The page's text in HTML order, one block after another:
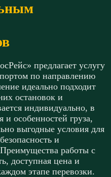
предлагает услугу
по направлению
идеально подходит
остановок и
индивидуально, в
и особенностей груза,
выгодные условия для
и
работы с
доступная цена и
этапе перевозки.